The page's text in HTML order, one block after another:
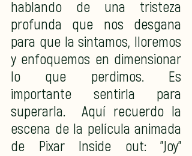
hablando de una tristeza
profunda que nos desgana
para que la sintamos, lloremos
y enfoquemos en dimensionar
lo que perdimos. Es
importante sentirla para
superarla.  Aquí recuerdo la
escena de la película animada
de Pixar Inside out: "Joy"